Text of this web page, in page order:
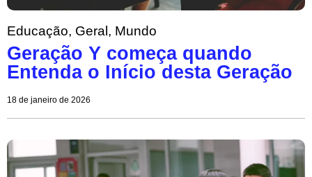
Educação, Geral , Mundo
Geração Y começa quando
Entenda o Início desta Geração
18 de janeiro de 2026